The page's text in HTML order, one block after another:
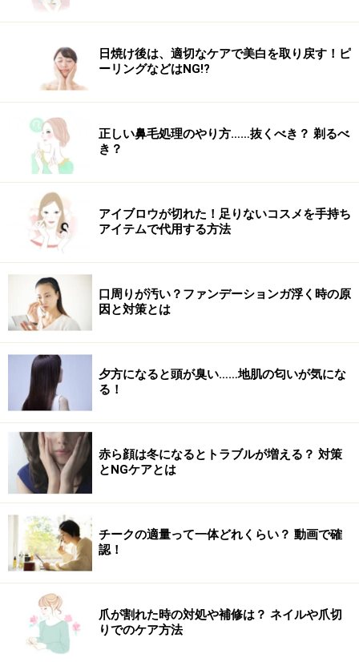
日焼け後は、適切なケアで美白を取り戻す！ピ
ーリングなどはNG!?
正しい鼻毛処理のやり方……抜くべき？ 剃るべ
き？
アイブロウが切れた！足りないコスメを手持ち
アイテムで代用する方法
口周りが汚い？ファンデーションガ浮く時の原
因と対策とは
夕方になると頭が臭い……地肌の匂いが気にな
る！
赤ら顔は冬になるとトラブルが増える？ 対策
とNGケアとは
チークの適量って一体どれくらい？ 動画で確
認！
爪が割れた時の対処や補修は？ ネイルや爪切
りでのケア方法